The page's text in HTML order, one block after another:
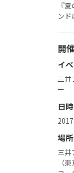
『
ン
開
イ
三井
ー
日時
場所
三
（